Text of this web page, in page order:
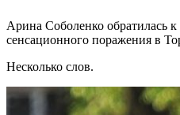
Арина Соболенко обратилась
сенсационного поражения в
Несколько слов.